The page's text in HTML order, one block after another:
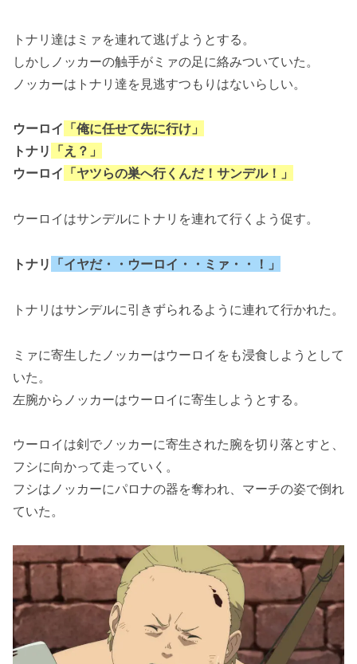
トナリ達はミァを連れて逃げようとする。
しかしノッカーの触手がミァの足に絡みついていた。
ノッカーはトナリ達を見逃すつもりはないらしい。
ウーロイ 「俺に任せて先に行け」
トナリ 「え？」
ウーロイ 「ヤツらの巣へ行くんだ！サンデル！」
ウーロイはサンデルにトナリを連れて行くよう促す。
トナリ 「イヤだ・・ウーロイ・・ミァ・・！」
トナリはサンデルに引きずられるように連れて行かれた。
ミァに寄生したノッカーはウーロイをも浸食しようとして
いた。
左腕からノッカーはウーロイに寄生しようとする。
ウーロイは剣でノッカーに寄生された腕を切り落とすと、
フシに向かって走っていく。
フシはノッカーにパロナの器を奪われ、マーチの姿で倒れ
ていた。